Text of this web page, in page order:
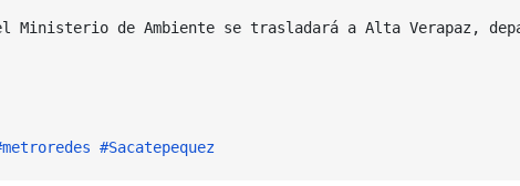
Ministerio de Ambiente se trasladará a Alta Verapaz,
#Sacatepequez